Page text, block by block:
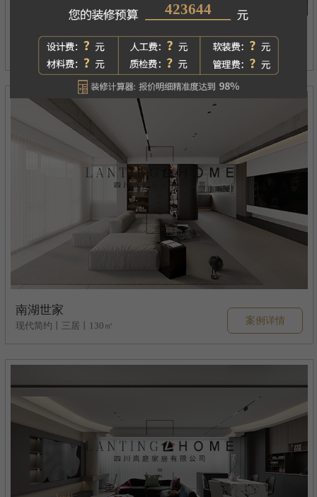
西府琅悦
现代简约丨四居丨180㎡ 案例详情
南湖世家
现代简约丨三居丨130㎡ 案例详情
234753